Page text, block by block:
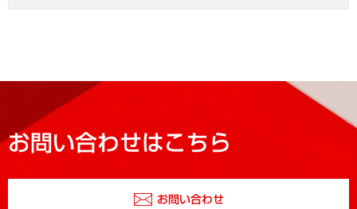
お問い合わせはこちら
お問い合わせ